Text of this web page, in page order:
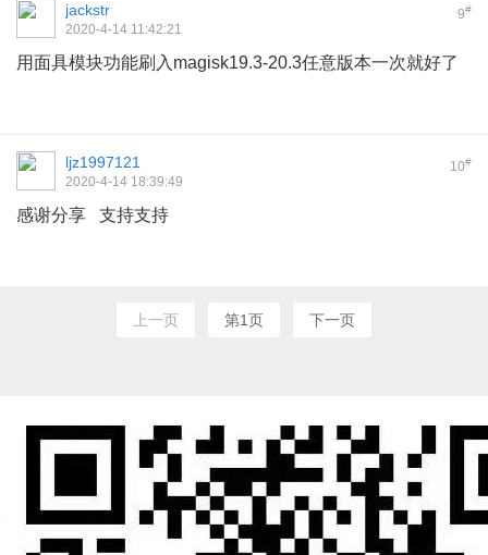
9#
jackstr
2020-4-14 11:42:21
用面具模块功能刷入magisk19.3-20.3任意版本一次就好了
10#
ljz1997121
2020-4-14 18:39:49
感谢分享 支持支持
上一页 第1页 下一页